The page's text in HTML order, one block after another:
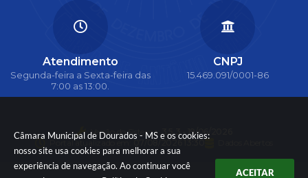
Câmara Municipal de Dourados - MS e os cookies:
nosso site usa cookies para melhorar a sua
experiência de navegação. Ao continuar você
ACEITAR
Atendimento
Segunda-feira a Sexta-feira das
7:00 as 13:00.
CNPJ
15.469.091/0001-86
Versão do Sistema:3.5.3 - 19/06/2026
Portal atualizado em: